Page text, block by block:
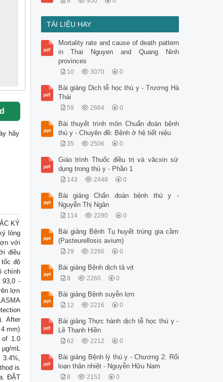
hãy
KÝ
lỏng
với
điều
tốc độ
chính
93,0 -
lợn
After
mm)
of 1.0
mL
is
ĐẶT
TÀI LIỆU HAY
Mortality rate and cause of death pattern
in Thai Nguyen and Quang Ninh
provinces
10 3070 0
Bài giảng Dịch tễ học thú y - Trương Hà
Thái
59 2664 0
Bài thuyết trình môn Chuẩn đoán bệnh
thú y - Chuyên đề: Bệnh ở hệ tiết niệu
35 2506 0
Giáo trình Thuốc điều trị và văcxin sử
dụng trong thú y - Phần 1
143 2448 0
Bài giảng Chẩn đoán bệnh thú y -
Nguyễn Thị Ngân
114 2290 0
Bài giảng Bệnh Tụ huyết trùng gia cầm
(Pasteurellosis avium)
29 2266 0
Bài giảng Bệnh dịch tả vịt
8 2260 0
Bài giảng Bệnh suyễn lợn
12 2216 0
Bài giảng Thực hành dịch tễ học thú y -
Lê Thanh Hiền
62 2212 0
Bài giảng Bệnh lý thú y - Chương 2: Rối
loạn thân nhiệt - Nguyễn Hữu Nam
8 2152 0